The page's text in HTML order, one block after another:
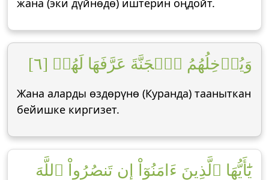
жана (эки дүйнөдө) иштерин оңдойт.
وَيُدۡخِلُهُمُ ٱلۡجَنَّةَ عَرَّفَهَا لَهُمۡ [٦]
Жана аларды өздөрүнө (Куранда) тааныткан
бейишке киргизет.
يَٰٓأَيُّهَا ٱلَّذِينَ ءَامَنُوٓاْ إِن تَنصُرُواْ ٱللَّهَ